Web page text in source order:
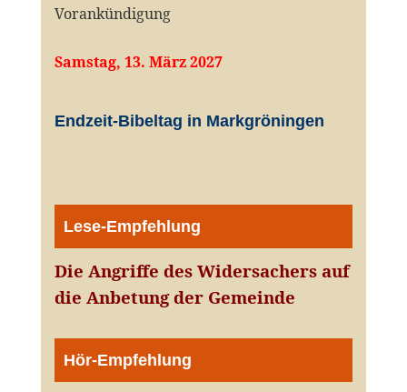
Vorankündigung
Samstag, 13. März 2027
Endzeit-Bibeltag in Markgröningen
Lese-Empfehlung
Die Angriffe des Widersachers auf
die Anbetung der Gemeinde
Hör-Empfehlung